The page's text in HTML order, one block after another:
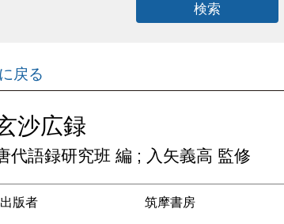
検索
戻る
沙広録
代語録研究班 編 ; 入矢義高 監修
出版者 筑摩書房